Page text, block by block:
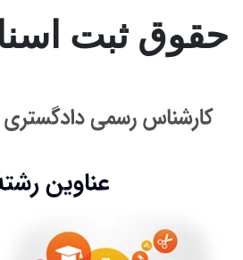
حقوق ثبت